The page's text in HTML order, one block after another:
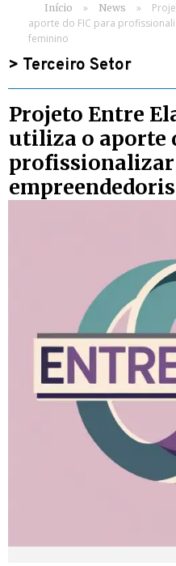
Início » News »
aporte do FIC para
feminino
> Terceiro Setor
Projeto Entre
utiliza o aporte